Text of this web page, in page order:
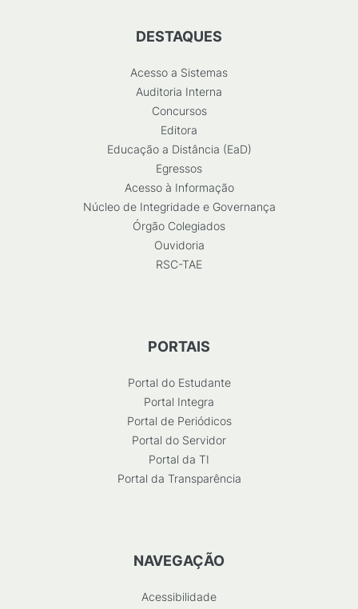
DESTAQUES
Acesso a Sistemas
Auditoria Interna
Concursos
Editora
Educação a Distância (EaD)
Egressos
Acesso à Informação
Núcleo de Integridade e Governança
Órgão Colegiados
Ouvidoria
RSC-TAE
PORTAIS
Portal do Estudante
Portal Integra
Portal de Periódicos
Portal do Servidor
Portal da TI
Portal da Transparência
NAVEGAÇÃO
Acessibilidade